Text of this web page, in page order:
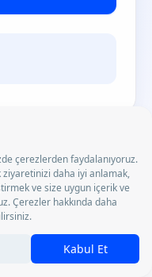
ağına erişin. İlan,
yönetin ve